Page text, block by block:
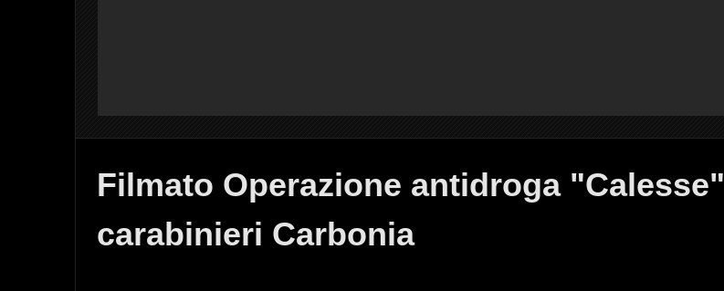
Filmato Operazione antidroga "Calesse"
carabinieri Carbonia